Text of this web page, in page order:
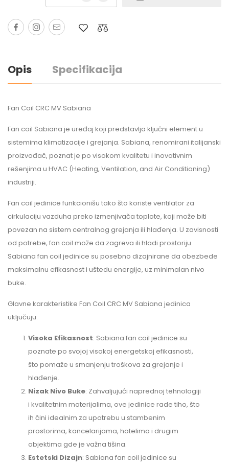
Opis Specifikacija
Fan Coil CRC MV Sabiana
Fan coil Sabiana je uređaj koji predstavlja ključni element u
sistemima klimatizacije i grejanja. Sabiana, renomirani italijanski
proizvođač, poznat je po visokom kvalitetu i inovativnim
rešenjima u HVAC (Heating, Ventilation, and Air Conditioning)
industriji.
Fan coil jedinice funkcionišu tako što koriste ventilator za
cirkulaciju vazduha preko izmenjivača toplote, koji može biti
povezan na sistem centralnog grejanja ili hlađenja. U zavisnosti
od potrebe, fan coil može da zagreva ili hladi prostoriju.
Sabiana fan coil jedinice su posebno dizajnirane da obezbede
maksimalnu efikasnost i uštedu energije, uz minimalan nivo
buke.
Glavne karakteristike Fan Coil CRC MV Sabiana jedinica
uključuju:
Visoka Efikasnost: Sabiana fan coil jedinice su
poznate po svojoj visokoj energetskoj efikasnosti,
što pomaže u smanjenju troškova za grejanje i
hlađenje.
Nizak Nivo Buke: Zahvaljujući naprednoj tehnologiji
i kvalitetnim materijalima, ove jedinice rade tiho, što
ih čini idealnim za upotrebu u stambenim
prostorima, kancelarijama, hotelima i drugim
objektima gde je važna tišina.
Estetski Dizajn: Sabiana fan coil jedinice su